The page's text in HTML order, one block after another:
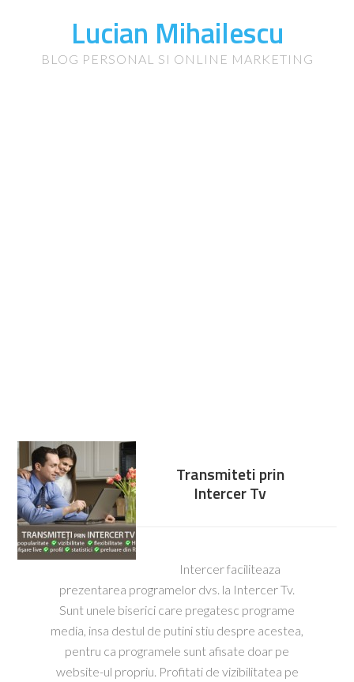
Lucian Mihailescu
BLOG PERSONAL SI ONLINE MARKETING
Transmiteti prin
Intercer Tv
Intercer faciliteaza
prezentarea programelor dvs. la Intercer Tv.
Sunt unele biserici care pregatesc programe
media, insa destul de putini stiu despre acestea,
pentru ca programele sunt afisate doar pe
website-ul propriu. Profitati de vizibilitatea pe